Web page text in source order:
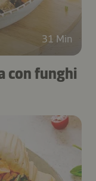
31 Min
con funghi